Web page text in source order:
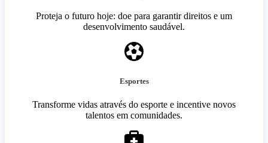
Proteja o futuro hoje: doe para garantir direitos e um
desenvolvimento saudável.
Esportes
Transforme vidas através do esporte e incentive novos
talentos em comunidades.